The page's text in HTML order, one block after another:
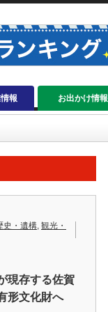
報 お出かけ情報
史・遺構, 観光・
現存する佐賀
形文化財へ